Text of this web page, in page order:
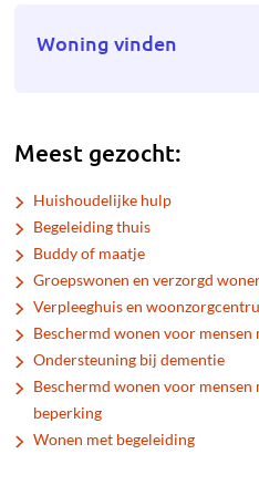
Woning vinden
Meest gezocht:
Huishoudelijke hulp
Begeleiding thuis
Buddy of maatje
Groepswonen en verzorgd
Verpleeghuis en
Beschermd wonen voor mensen
Ondersteuning bij dementie
Beschermd wonen voor
beperking
Wonen met begeleiding